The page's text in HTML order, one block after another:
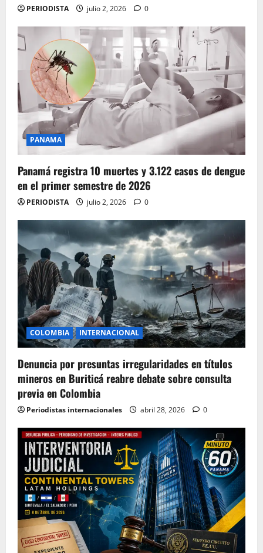
PERIODISTA julio 2, 2026 0
PANAMA
Panamá registra 10 muertes y 3.122 casos de dengue
en el primer semestre de 2026
PERIODISTA julio 2, 2026 0
COLOMBIA INTERNACIONAL
Denuncia por presuntas irregularidades en títulos
mineros en Buriticá reabre debate sobre consulta
previa en Colombia
Periodistas internacionales abril 28, 2026 0